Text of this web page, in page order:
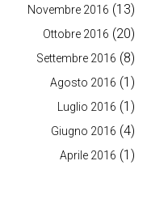
Novembre 2016 (13)
Ottobre 2016 (20)
Settembre 2016 (8)
Agosto 2016 (1)
Luglio 2016 (1)
Giugno 2016 (4)
Aprile 2016 (1)